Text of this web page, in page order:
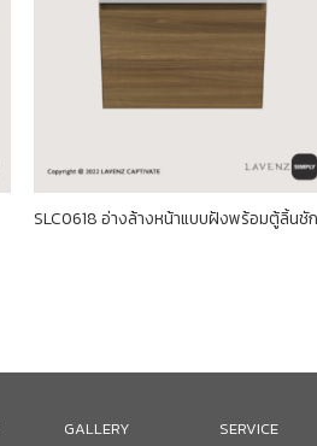
SLC0618 อ่างล้างหน้าแบบฝังพร้อมตู้ลิ้นชัก
GALLERY SERVICE